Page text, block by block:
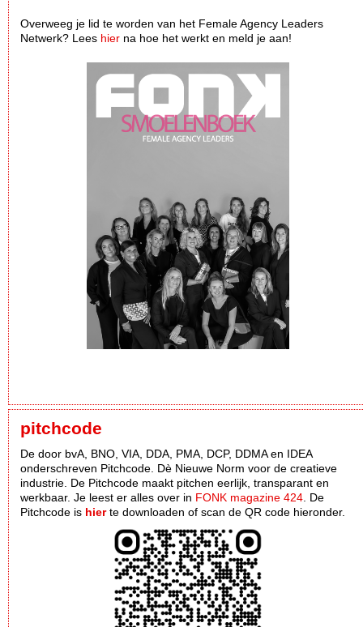
Overweeg je lid te worden van het Female Agency Leaders
Netwerk? Lees hier na hoe het werkt en meld je aan!
pitchcode
De door bvA, BNO, VIA, DDA, PMA, DCP, DDMA en IDEA
onderschreven Pitchcode. Dè Nieuwe Norm voor de creatieve
industrie. De Pitchcode maakt pitchen eerlijk, transparant en
werkbaar. Je leest er alles over in FONK magazine 424 . De
Pitchcode is hierte downloaden of scan de QR code hieronder.